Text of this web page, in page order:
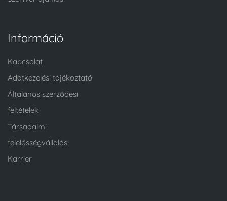
Információ
Kapcsolat
Adatkezelési tájékoztató
Általános szerződési
feltételek
Társadalmi
felelősségvállalás
Karrier